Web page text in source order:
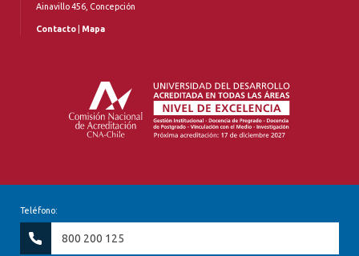
Ainavillo 456, Concepción
Contacto Mapa
Teléfono:
800 200 125